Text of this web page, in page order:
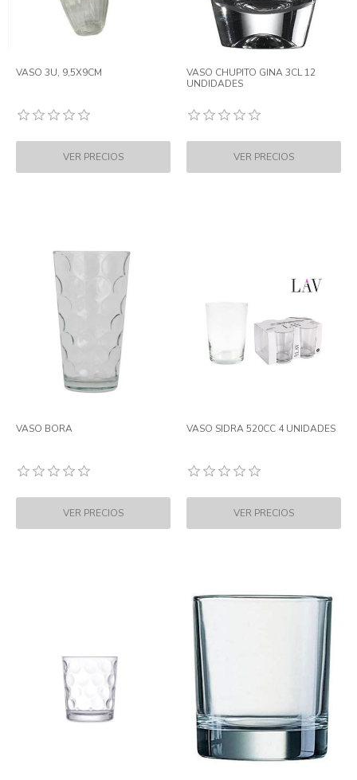
VASO 3U, 9,5X9CM
VASO CHUPITO GINA 3CL 12
UNDIDADES
VASO BORA VASO SIDRA 520CC 4 UNIDADES